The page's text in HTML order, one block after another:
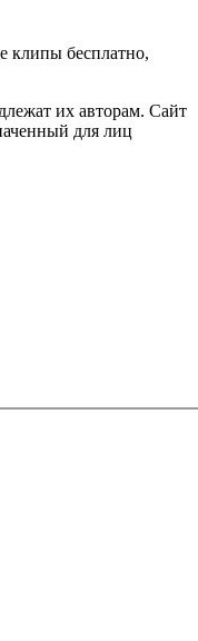
клипы бесплатно,
их авторам. Сайт
для лиц